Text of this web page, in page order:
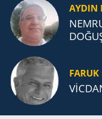
AYDIN
FARUK